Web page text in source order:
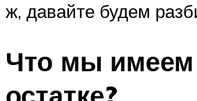
ж, давайте будем
Что мы имеем